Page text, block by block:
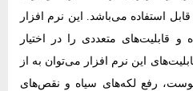
سیستم عامل‌های اندروید و IOS قابل استفاده می‌باشد. این نرم‌ افزار
و قابلیت‌های متعددی را در اختیار
این نرم‌ افزار می‌توان به از
رفع لکه‌های سیاه و نقص‌های